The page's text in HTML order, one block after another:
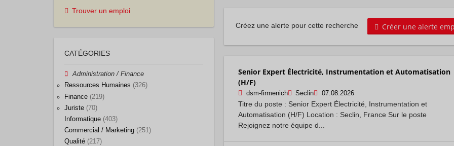
Créez une alerte pour cette recherche Créer une alerte
Senior Expert Électricité, Instrumentation et Automatisation
(H/F)
dsm-firmenich Seclin 07.08.2026
Titre du poste : Senior Expert Électricité, Instrumentation et
Automatisation (H/F) Location : Seclin, France Sur le poste
Rejoignez notre équipe d...
Trouver un emploi
CATÉGORIES
Administration / Finance
Ressources Humaines (326)
Finance (219)
Juriste (70)
Informatique (403)
Commercial / Marketing (251)
Qualité (217)